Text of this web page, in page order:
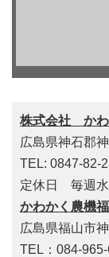
株式会社 かわ
広島県神石郡
TEL: 0847-82-
定休日 毎週
かわかく農機
広島県福山市
TEL：084-